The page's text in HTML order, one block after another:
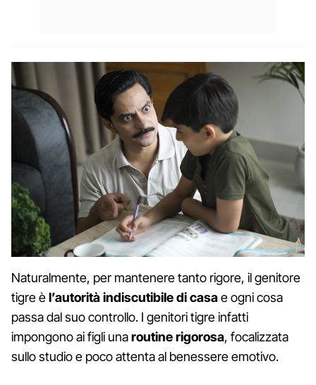
Naturalmente, per mantenere tanto rigore, il genitore
tigre èl’autorità indiscutibile di casae ogni cosa
passa dal suo controllo. I genitori tigre infatti
impongono ai figli unaroutine rigorosa, focalizzata
sullo studio e poco attenta al benessere emotivo.